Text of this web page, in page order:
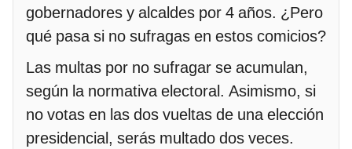
gobernadores y alcaldes por 4 años. ¿Pero
qué pasa si no sufragas en estos comicios?
Las multas por no sufragar se acumulan,
según la normativa electoral. Asimismo, si
no votas en las dos vueltas de una elección
presidencial, serás multado dos veces.